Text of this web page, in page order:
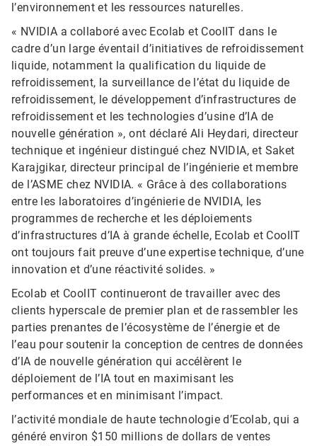
l’environnement et les ressources naturelles.
« NVIDIA a collaboré avec Ecolab et CoolIT dans le
cadre d’un large éventail d’initiatives de refroidissement
liquide, notamment la qualification du liquide de
refroidissement, la surveillance de l’état du liquide de
refroidissement, le développement d’infrastructures de
refroidissement et les technologies d’usine d’IA de
nouvelle génération », ont déclaré Ali Heydari, directeur
technique et ingénieur distingué chez NVIDIA, et Saket
Karajgikar, directeur principal de l’ingénierie et membre
de l’ASME chez NVIDIA. « Grâce à des collaborations
entre les laboratoires d’ingénierie de NVIDIA, les
programmes de recherche et les déploiements
d’infrastructures d’IA à grande échelle, Ecolab et CoolIT
ont toujours fait preuve d’une expertise technique, d’une
innovation et d’une réactivité solides. »
Ecolab et CoolIT continueront de travailler avec des
clients hyperscale de premier plan et de rassembler les
parties prenantes de l’écosystème de l’énergie et de
l’eau pour soutenir la conception de centres de données
d’IA de nouvelle génération qui accélèrent le
déploiement de l’IA tout en maximisant les
performances et en minimisant l’impact.
l’activité mondiale de haute technologie d’Ecolab, qui a
généré environ $150 millions de dollars de ventes